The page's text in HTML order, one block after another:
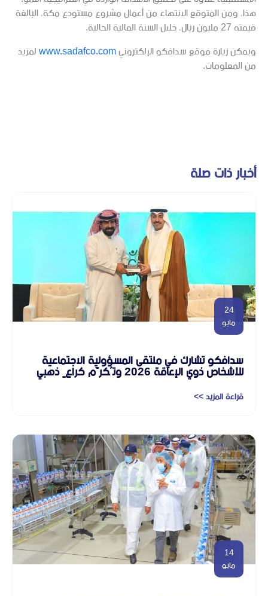
هذا، ومن المتوقع الانتهاء من أعمال مشروع مستودع مكة، البالغة
قيمته 27 مليون ريال، خلال السنة المالية الحالية.
ويمكن زيارة موقع سدافكو الإلكتروني www.sadafco.com لمزيد
من المعلومات.
أخبار ذات صلة
24
مايو
سدافكو تشارك في ملتقى المسؤولية الاجتماعية
للأشخاص ذوي الإعاقة 2026 وتُكرَّم كراعٍ ذهبي
قراءة المزيد >>
14
مايو